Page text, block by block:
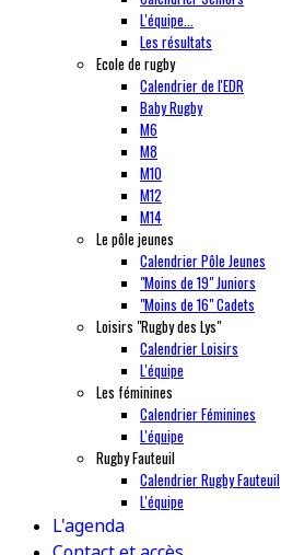
L'équipe...
Les résultats
Ecole de rugby
Calendrier de l'EDR
Baby Rugby
M6
M8
M10
M12
M14
Le pôle jeunes
Calendrier Pôle Jeunes
"Moins de 19" Juniors
"Moins de 16" Cadets
Loisirs "Rugby des Lys"
Calendrier Loisirs
L'équipe
Les féminines
Calendrier Féminines
L'équipe
Rugby Fauteuil
Calendrier Rugby Fauteuil
L'équipe
L'agenda